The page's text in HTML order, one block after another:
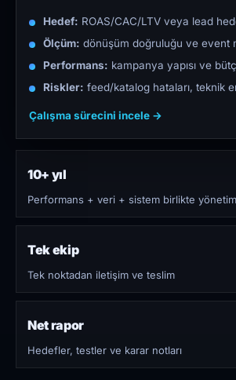
Hedef: ROAS/CAC/LTV veya lead
Ölçüm: dönüşüm doğruluğu ve event
Performans: kampanya yapısı ve
Riskler: feed/katalog hataları, teknik
Çalışma sürecini incele →
10+ yıl
Performans + veri + sistem birlikte
Tek ekip
Tek noktadan iletişim ve teslim
Net rapor
Hedefler, testler ve karar notları